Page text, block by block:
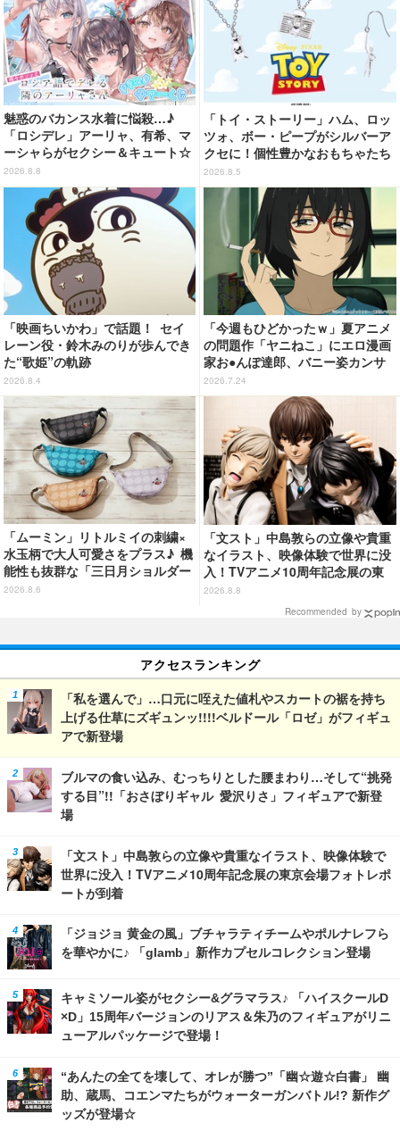
魅惑のバカンス水着に悩殺…♪
「ロシデレ」アーリャ、有希、マ
ーシャらがセクシー＆キュート☆
ももこの美麗イラストでグッズ化
【くじ引き堂】」
2026.8.8
「トイ・ストーリー」ハム、ロッ
ツォ、ボー・ピープがシルバーア
クセに！個性豊かなおもちゃたち
をオシャレに身につけよう♪
2026.8.5
「映画ちいかわ」で話題！ セイ
レーン役・鈴木みのりが歩んでき
た“歌姫”の軌跡
2026.8.4
「今週もひどかったｗ」夏アニメ
の問題作「ヤニねこ」にエロ漫画
家お●んぽ達郎、バニー姿カンサ
イねこ登場にゃ！ 第4話の衝撃ラ
ストに「ヤバいをどんどん更新し
てる」【ネタバレあり反応まと
め】
2026.7.24
「ムーミン」リトルミイの刺繍×
水玉柄で大人可愛さをプラス♪ 機
能性も抜群な「三日月ショルダー
バッグ」が新登場
2026.8.6
「文スト」中島敦らの立像や貴重
なイラスト、映像体験で世界に没
入！TVアニメ10周年記念展の東
京会場フォトレポートが到着
2026.8.8
Recommended by
アクセスランキング
「私を選んで」…口元に咥えた値札やスカートの裾を持ち
上げる仕草にズギュンッ!!!!ベルドール「ロゼ」がフィギュ
アで新登場
ブルマの食い込み、むっちりとした腰まわり…そして“挑発
する目”!!「おさぼりギャル 愛沢りさ」フィギュアで新登
場
「文スト」中島敦らの立像や貴重なイラスト、映像体験で
世界に没入！TVアニメ10周年記念展の東京会場フォトレポ
ートが到着
「ジョジョ 黄金の風」ブチャラティチームやポルナレフら
を華やかに♪ 「glamb」新作カプセルコレクション登場
キャミソール姿がセクシー&グラマラス♪ 「ハイスクールD
×D」15周年バージョンのリアス＆朱乃のフィギュアがリニ
ューアルパッケージで登場！
“あんたの全てを壊して、オレが勝つ”「幽☆遊☆白書」 幽
助、蔵馬、コエンマたちがウォーターガンバトル!? 新作グ
ッズが登場☆